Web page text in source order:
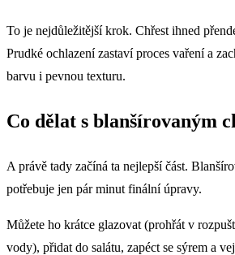
To je nejdůležitější krok. Chřest ihned
Prudké ochlazení zastaví proces vaření a
barvu i pevnou texturu.
Co dělat s blanšírovaným
A právě tady začíná ta nejlepší část.
potřebuje jen pár minut finální úpravy.
Můžete ho krátce glazovat (prohřát v
vody), přidat do salátu, zapéct se sýrem a